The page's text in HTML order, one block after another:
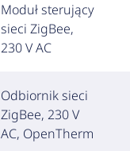
Moduł sterujący
sieci ZigBee,
230 V AC
Odbiornik sieci
ZigBee, 230 V
AC, OpenTherm